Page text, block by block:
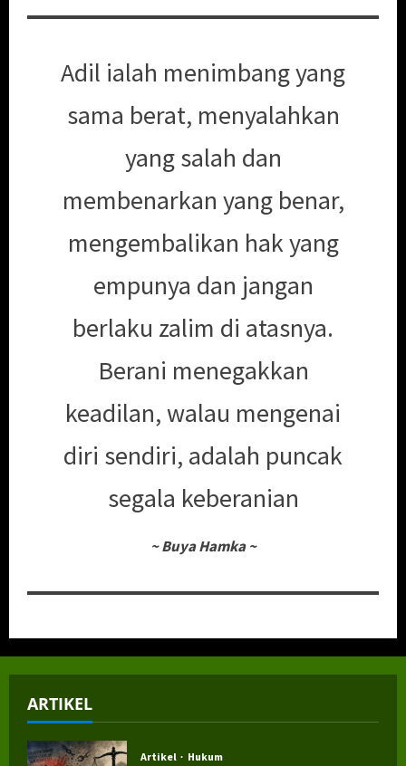
Adil ialah menimbang yang
sama berat, menyalahkan
yang salah dan
membenarkan yang benar,
mengembalikan hak yang
empunya dan jangan
berlaku zalim di atasnya.
Berani menegakkan
keadilan, walau mengenai
diri sendiri, adalah puncak
segala keberanian
~ Buya Hamka ~
ARTIKEL
Artikel Hukum